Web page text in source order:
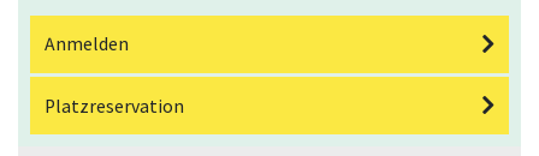
Anmelden
Platz­reservation